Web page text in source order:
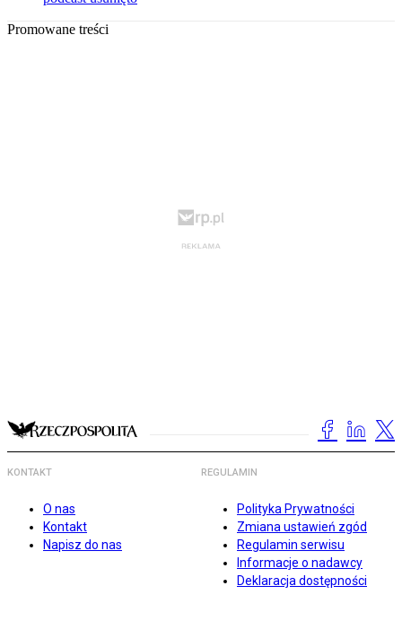
Promowane treści
KONTAKT
O nas
Kontakt
Napisz do nas
REGULAMIN
Polityka Prywatności
Zmiana ustawień zgód
Regulamin serwisu
Informacje o nadawcy
Deklaracja dostępności